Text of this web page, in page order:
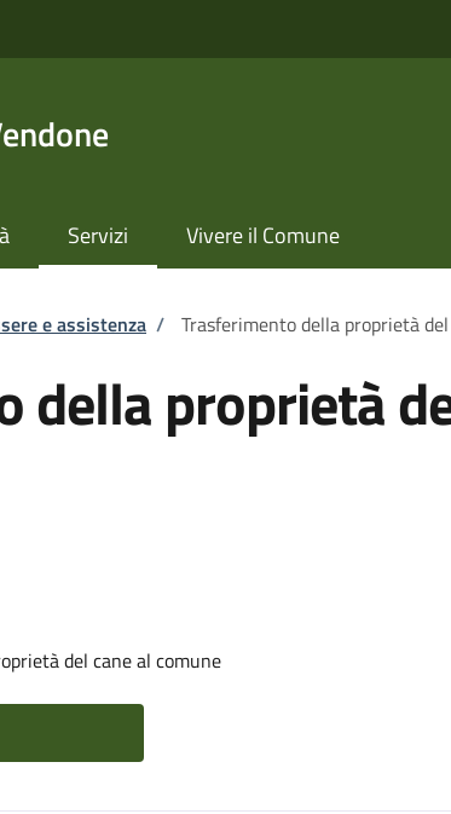
Servizi Vivere il Comune
e assistenza / Trasferimento della proprietà
della proprietà
del cane al comune